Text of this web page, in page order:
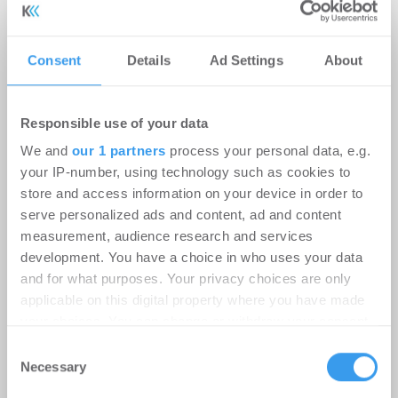
Consent Details Ad Settings About
Responsible use of your data
We and our 1 partners process your personal data, e.g.
your IP-number, using technology such as cookies to
store and access information on your device in order to
serve personalized ads and content, ad and content
measurement, audience research and services
development. You have a choice in who uses your data
and for what purposes. Your privacy choices are only
applicable on this digital property where you have made
the Privacy trigger icon.
Selection
Necessary
Aroundtown erreicht langfristige
Neuvermietung von knapp 1.300 m²
am Berliner Alexanderplatz
Handel | Deals Miete-06.08.2026